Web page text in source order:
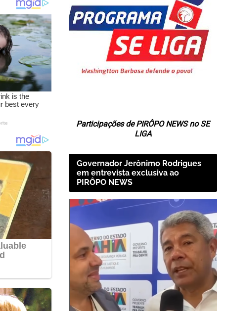
Participações de PIRÔPO NEWS no SE
LIGA
Governador Jerônimo Rodrigues
em entrevista exclusiva ao
PIRÔPO NEWS